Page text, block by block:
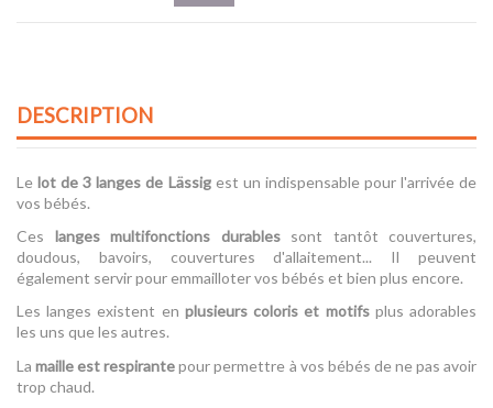
DESCRIPTION
Le lot de 3 langes de Lässigest un indispensable pour l'arrivée de
vos bébés.
Ces langes multifonctions durablessont tantôt couvertures,
doudous, bavoirs, couvertures d'allaitement... Il peuvent
également servir pour emmailloter vos bébés et bien plus encore.
Les langes existent en plusieurs coloris et motifs plus adorables
les uns que les autres.
Lamaille est respirantepour permettre à vos bébés de ne pas avoir
trop chaud.